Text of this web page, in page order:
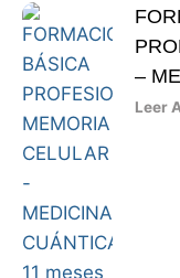
–
Leer